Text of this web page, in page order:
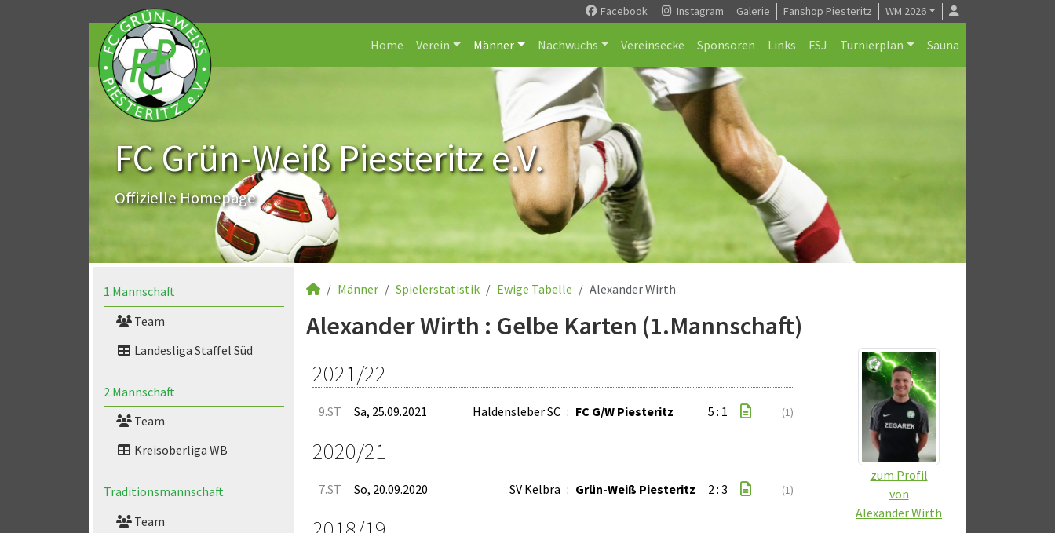
Facebook Instagram Galerie Fanshop Piesteritz WM 2026
Home Verein Männer Nachwuchs Vereinsecke Sponsoren Links FSJ Turnierplan Sauna
FC Grün-Weiß Piesteritz e.V.
Offizielle Homepage
1.Mannschaft
Team
Landesliga Staffel Süd
2.Mannschaft
Team
Kreisoberliga WB
Traditionsmannschaft
Team
Männer Spielerstatistik Ewige Tabelle Alexander Wirth
Alexander Wirth : Gelbe Karten (1.Mannschaft)
zum Profil
von
Alexander Wirth
2021/22
9.ST Sa, 25.09.2021 Haldensleber SC : FC G/W Piesteritz 5 : 1 (1)
2020/21
7.ST So, 20.09.2020 SV Kelbra : Grün-Weiß Piesteritz 2 : 3 (1)